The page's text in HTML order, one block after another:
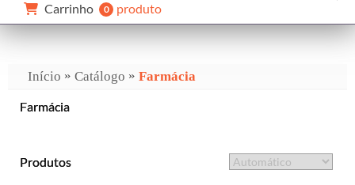
Carrinho 0 produto
Início » Catálogo » Farmácia
Farmácia
Produtos